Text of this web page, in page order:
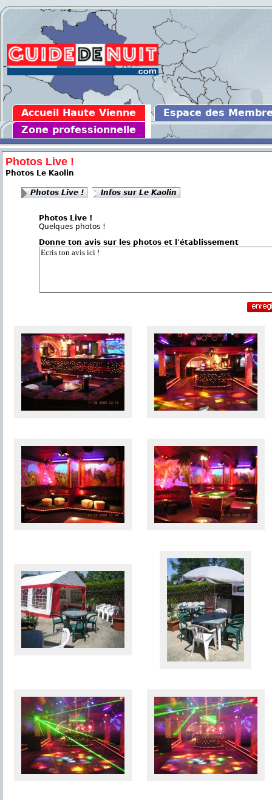
Accueil Haute Vienne
Espace des
Zone professionnelle
Photos Live !
Photos Le Kaolin
Photos Live ! Infos sur Le Kaolin
Photos Live !
Quelques photos !
Donne ton avis sur les photos et l'établissement